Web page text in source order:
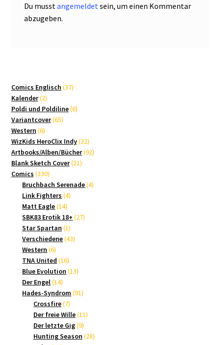
Du musst angemeldet sein, um einen Kommentar
abzugeben.
Comics Englisch 3737
Kalender 22
Produkte
Poldi und Poldiline 66
Variantcover 6565
Western 66
Produkte
WizKids HeroClix Indy 3232
Produkte
Artbooks/Alben/Bücher 9292
Blank Sketch Cover 2121
Comics 330330
Produkte
Bruchbach Serenade 44
Link Fighters 44
Matt Eagle 1414
Produkte
SBK83 Erotik 18+ 2727
Star Spartan 11
Produkt
Verschiedene 4343
Western 66
Produkte
TNA United 1616
Produkte
Blue Evolution 1313
Der Engel 1414
Produkte
Hades-Syndrom 9191
Crossfire 77
Produkte
Der freie Wille 1111
Der letzte Gig 99
Produkte
Hunting Season 2828